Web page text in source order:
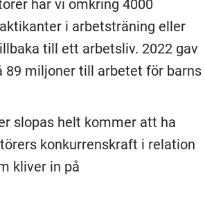
har vi omkring 4000
i arbetsträning eller
till ett arbetsliv. 2022 gav
miljoner till arbetet för barns
slopas helt kommer att ha
konkurrenskraft i relation
kliver in på